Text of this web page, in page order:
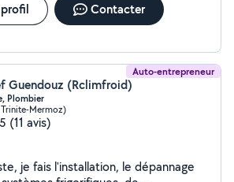
Contacter
Auto-entrepreneur
Guendouz (Rclimfroid)
Plombier
Mermoz)
(11 avis)
je fais l'installation, le dépannage